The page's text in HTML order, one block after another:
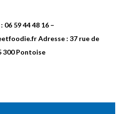
59 44 48 16 –
Adresse : 37 rue de
300 Pontoise